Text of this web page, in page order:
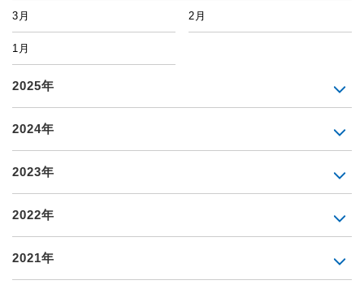
3月 2月
1月
2025年
2024年
2023年
2022年
2021年